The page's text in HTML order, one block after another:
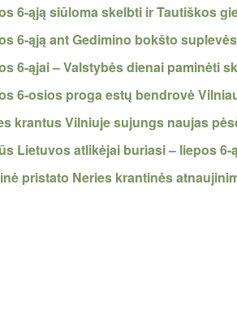
6-ąją siūloma skelbti ir Tautiškos
6-ąją ant Gedimino bokšto
6-ąjai – Valstybės dienai paminėti
6-osios proga estų bendrovė
krantus Vilniuje sujungs naujas
Lietuvos atlikėjai buriasi – liepos
pristato Neries krantinės